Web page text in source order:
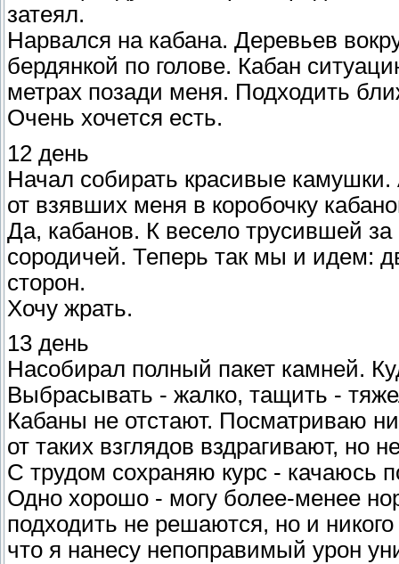
затеял.
Нарвался на кабана. Деревьев
бердянкой по голове. Кабан
метрах позади меня. Подходить
Очень хочется есть.
12 день
Начал собирать красивые
от взявших меня в коробочку
Да, кабанов. К весело трусившей
сородичей. Теперь так мы и идем:
сторон.
Хочу жрать.
13 день
Насобирал полный пакет камней.
Выбрасывать - жалко, тащить -
Кабаны не отстают. Посматриваю
от таких взглядов вздрагивают, но
С трудом сохраняю курс - качаюсь
Одно хорошо - могу более-менее
подходить не решаются, но и
что я нанесу непоправимый урон